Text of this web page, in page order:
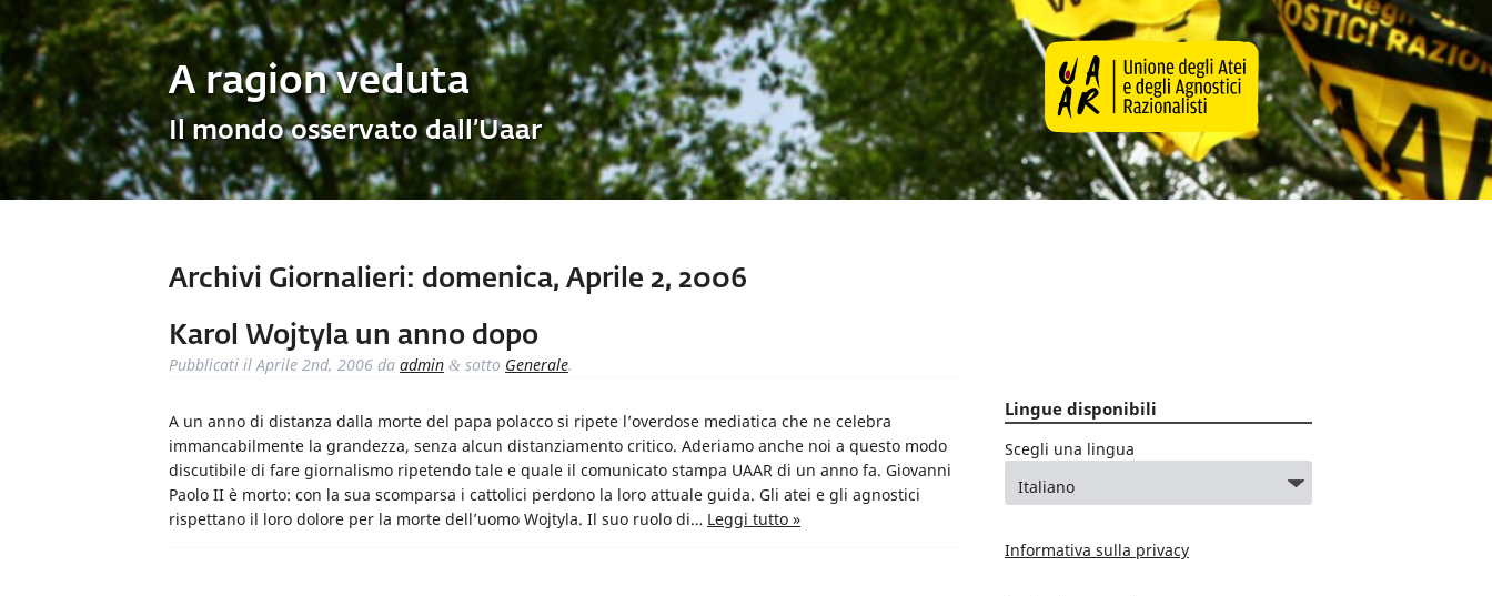
A ragion veduta
Il mondo osservato dall’Uaar
Archivi Giornalieri: domenica, Aprile 2, 2006
Karol Wojtyla un anno dopo
Pubblicati il Aprile 2nd, 2006 da admin & sotto Generale.
A un anno di distanza dalla morte del papa polacco si ripete l’overdose mediatica che ne celebra
immancabilmente la grandezza, senza alcun distanziamento critico. Aderiamo anche noi a questo modo
discutibile di fare giornalismo ripetendo tale e quale il comunicato stampa UAAR di un anno fa. Giovanni
Paolo II è morto: con la sua scomparsa i cattolici perdono la loro attuale guida. Gli atei e gli agnostici
rispettano il loro dolore per la morte dell’uomo Wojtyla. Il suo ruolo di… Leggi tutto »
Lingue disponibili
Scegli una lingua
Informativa sulla privacy